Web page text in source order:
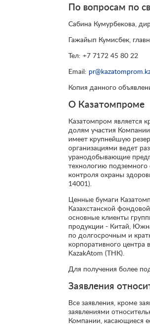
По вопросам по
Сабина Кумурбекова,
Гажайып Кумисбек,
Тел: +7 7172 45 80 22
Email:
Копия данного
О Казатомпроме
Казатомпром является
долям участия
имеет крупнейшую
организациями ведет
уранодобывающие
технологию
контроля охраны
14001).
Ценные бумаги
Казахстанской
основные клиенты
продукции - Китай,
по долгосрочным и
корпоративного центра
KazakAtom (ТНК).
Для получения более
Заявления
Все заявления, кроме
заявлениями
Компании, касающиеся